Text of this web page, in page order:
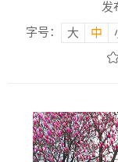
发
字号：
大 中